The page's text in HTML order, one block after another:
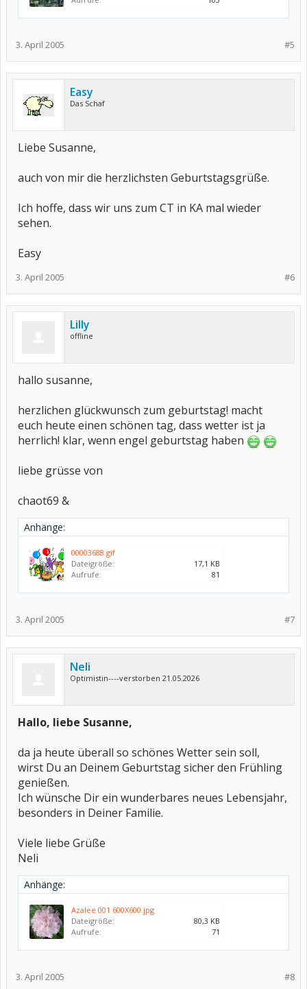
#5
3. April 2005
Easy
Das Schaf
Liebe Susanne,
auch von mir die herzlichsten Geburtstagsgrüße.
Ich hoffe, dass wir uns zum CT in KA mal wieder
sehen.
Easy
#6
3. April 2005
Lilly
offline
hallo susanne,
herzlichen glückwunsch zum geburtstag! macht
euch heute einen schönen tag, dass wetter ist ja
herrlich! klar, wenn engel geburtstag haben
liebe grüsse von
chaot69 &
Anhänge:
00003688.gif
Dateigröße:
17,1 KB
Aufrufe:
81
#7
3. April 2005
Neli
Optimistin----verstorben 21.05.2026
Hallo, liebe Susanne,
da ja heute überall so schönes Wetter sein soll,
wirst Du an Deinem Geburtstag sicher den Frühling
genießen.
Ich wünsche Dir ein wunderbares neues Lebensjahr,
besonders in Deiner Familie.
Viele liebe Grüße
Neli
Anhänge:
Azalee 001 600X600.jpg
Dateigröße:
80,3 KB
Aufrufe:
71
#8
3. April 2005